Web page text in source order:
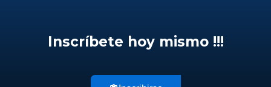
Inscríbete hoy mismo !!!